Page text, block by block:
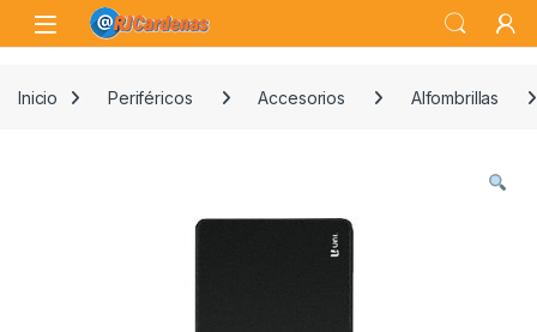
Skip to navigation
Skip to content
Open
Inicio Periféricos Accesorios Alfombrillas